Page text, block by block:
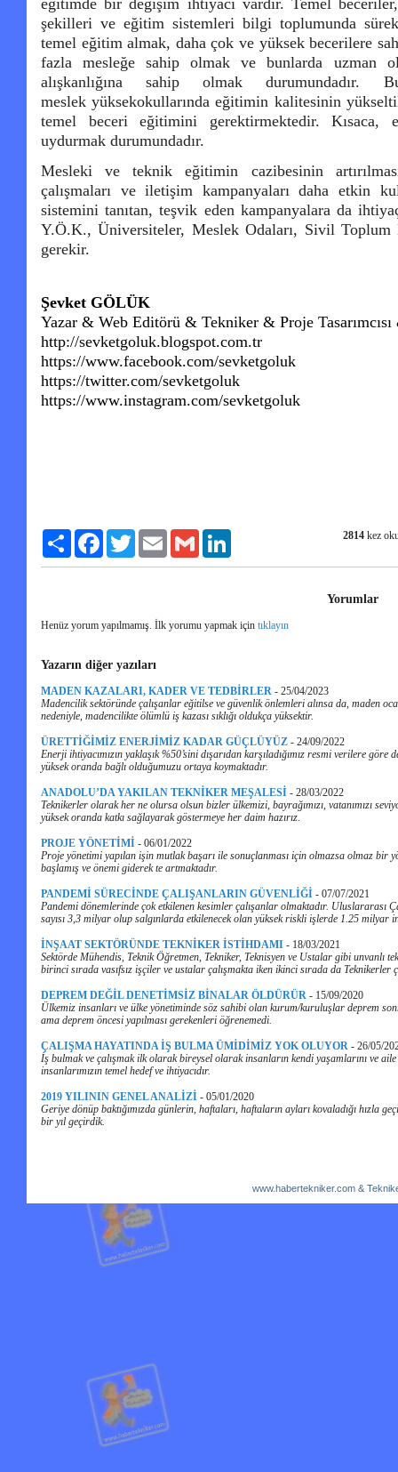
şekilleri ve eğitim sistemleri bilgi toplumunda
temel eğitim almak, daha çok ve yüksek becerilere
fazla mesleğe sahip olmak ve bunlarda uzman
alışkanlığına sahip olmak
meslek yüksekokullarında eğitimin kalitesinin
temel beceri eğitimini gerektirmektedir. Kısaca,
uydurmak durumundadır.
Mesleki ve teknik eğitimin cazibesinin
çalışmaları ve iletişim kampanyaları daha etkin
sistemini tanıtan, teşvik eden kampanyalara da
Y.Ö.K., Üniversiteler, Meslek Odaları, Sivil
gerekir.
Şevket GÖLÜK
Yazar & Web Editörü & Tekniker & Proje
http://sevketgoluk.blogspot.com.tr
https://www.facebook.com/sevketgoluk
https://twitter.com/sevketgoluk
https://www.instagram.com/sevketgoluk
Paylaş FacebookTwitter Email Gmail 2814 kez
Yorumlar
Henüz yorum yapılmamış. İlk yorumu yapmak için tıklayın
Yazarın diğer yazıları
MADEN KAZALARI, KADER VE TEDBİRLER - 25/04/2023
Madencilik sektöründe çalışanlar eğitilse ve güvenlik önlemleri alınsa da, maden
nedeniyle, madencilikte ölümlü iş kazası sıklığı oldukça yüksektir.
ÜRETTİĞİMİZ ENERJİMİZ KADAR GÜÇLÜYÜZ - 24/09/2022
Enerji ihtiyacımızın yaklaşık %50’sini dışarıdan karşıladığımız resmi verilere
yüksek oranda bağlı olduğumuzu ortaya koymaktadır.
ANADOLU’DA YAKILAN TEKNİKER MEŞALESİ - 28/03/2022
Teknikerler olarak her ne olursa olsun bizler ülkemizi, bayrağımızı, vatanımızı
yüksek oranda katkı sağlayarak göstermeye her daim hazırız.
PROJE YÖNETİMİ - 06/01/2022
Proje yönetimi yapılan işin mutlak başarı ile sonuçlanması için olmazsa olmaz bir
başlamış ve önemi giderek te artmaktadır.
PANDEMİ SÜRECİNDE ÇALIŞANLARIN GÜVENLİĞİ - 07/07/2021
Pandemi dönemlerinde çok etkilenen kesimler çalışanlar olmaktadır. Uluslararası
sayısı 3,3 milyar olup salgınlarda etkilenecek olan yüksek riskli işlerde 1.25 milyar
İNŞAAT SEKTÖRÜNDE TEKNİKER İSTİHDAMI - 18/03/2021
Sektörde Mühendis, Teknik Öğretmen, Tekniker, Teknisyen ve Ustalar gibi unvanlı
birinci sırada vasıfsız işçiler ve ustalar çalışmakta iken ikinci sırada da Teknikerler
DEPREM DEĞİL DENETİMSİZ BİNALAR ÖLDÜRÜR - 15/09/2020
Ülkemiz insanları ve ülke yönetiminde söz sahibi olan kurum/kuruluşlar deprem
ama deprem öncesi yapılması gerekenleri öğrenemedi.
ÇALIŞMA HAYATINDA İŞ BULMA ÜMİDİMİZ YOK OLUYOR - 26/05/
İş bulmak ve çalışmak ilk olarak bireysel olarak insanların kendi yaşamlarını ve
insanlarımızın temel hedef ve ihtiyacıdır.
2019 YILININ GENEL ANALİZİ - 05/01/2020
Geriye dönüp baktığımızda günlerin, haftaları, haftaların ayları kovaladığı hızla
bir yıl geçirdik.
www.habertekniker.com &